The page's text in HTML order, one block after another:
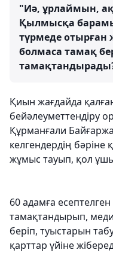
"Иә, ұрлаймын,
Қылмысқа
түрмеде отырған
болмаса тамақ
Қиын жағдайда
бейәлеуметтендіру
Құрманғали
келгендердің бәріне
жұмыс тауып, қол
60 адамға
тамақтандырып,
беріп, туыстарын
қарттар үйіне